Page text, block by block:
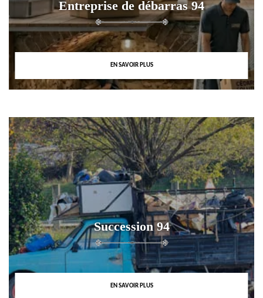
Entreprise de débarras 94
EN SAVOIR PLUS
Succession 94
EN SAVOIR PLUS